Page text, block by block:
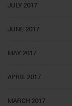
JULY 2017
JUNE 2017
MAY 2017
APRIL 2017
MARCH 2017